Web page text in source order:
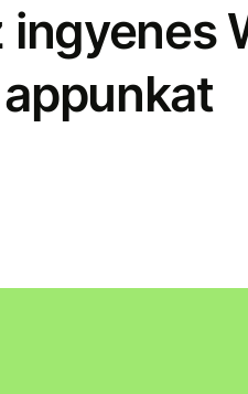
ingyenes